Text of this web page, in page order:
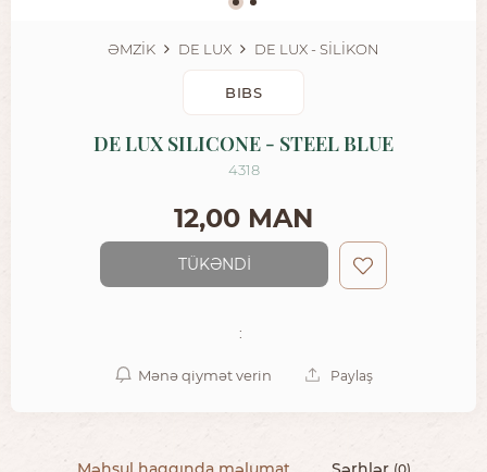
ƏMZİK DE LUX DE LUX - SİLİKON
BIBS
DE LUX SILICONE - STEEL BLUE
4318
12,00 MAN
TÜKƏNDİ
:
Mənə qiymət verin Paylaş